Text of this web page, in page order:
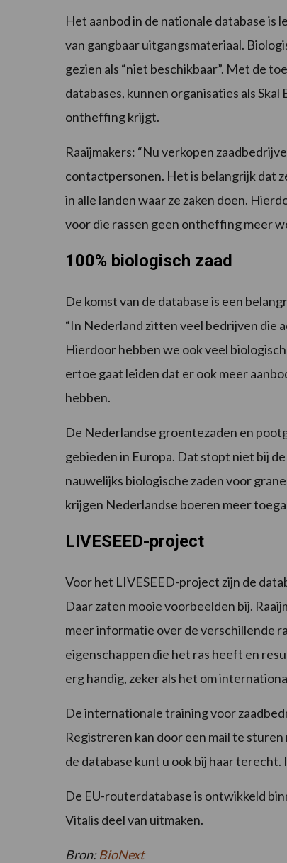
Het aanbod in de nationale database is
van gangbaar uitgangsmateriaal.
gezien als “niet beschikbaar”. Met de
databases, kunnen organisaties als
ontheffing krijgt.
Raaijmakers: “Nu verkopen
contactpersonen. Het is belangrijk dat
in alle landen waar ze zaken doen.
voor die rassen geen ontheffing meer
100% biologisch zaad
De komst van de database is een
“In Nederland zitten veel bedrijven die
Hierdoor hebben we ook veel
ertoe gaat leiden dat er ook meer
hebben.
De Nederlandse groentezaden en
gebieden in Europa. Dat stopt niet bij
nauwelijks biologische zaden voor
krijgen Nederlandse boeren meer
LIVESEED-project
Voor het LIVESEED-project zijn de
Daar zaten mooie voorbeelden bij.
meer informatie over de verschillende
eigenschappen die het ras heeft en
erg handig, zeker als het om
De internationale training voor
Registreren kan door een mail te sturen
de database kunt u ook bij haar terecht.
De EU-routerdatabase is ontwikkeld
Vitalis deel van uitmaken.
Bron:BioNext